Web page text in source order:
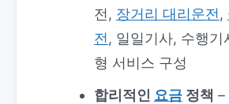
전, 장거리 대리운전,
전, 일일기사, 수행기
형 서비스 구성
합리적인 요금정책 –